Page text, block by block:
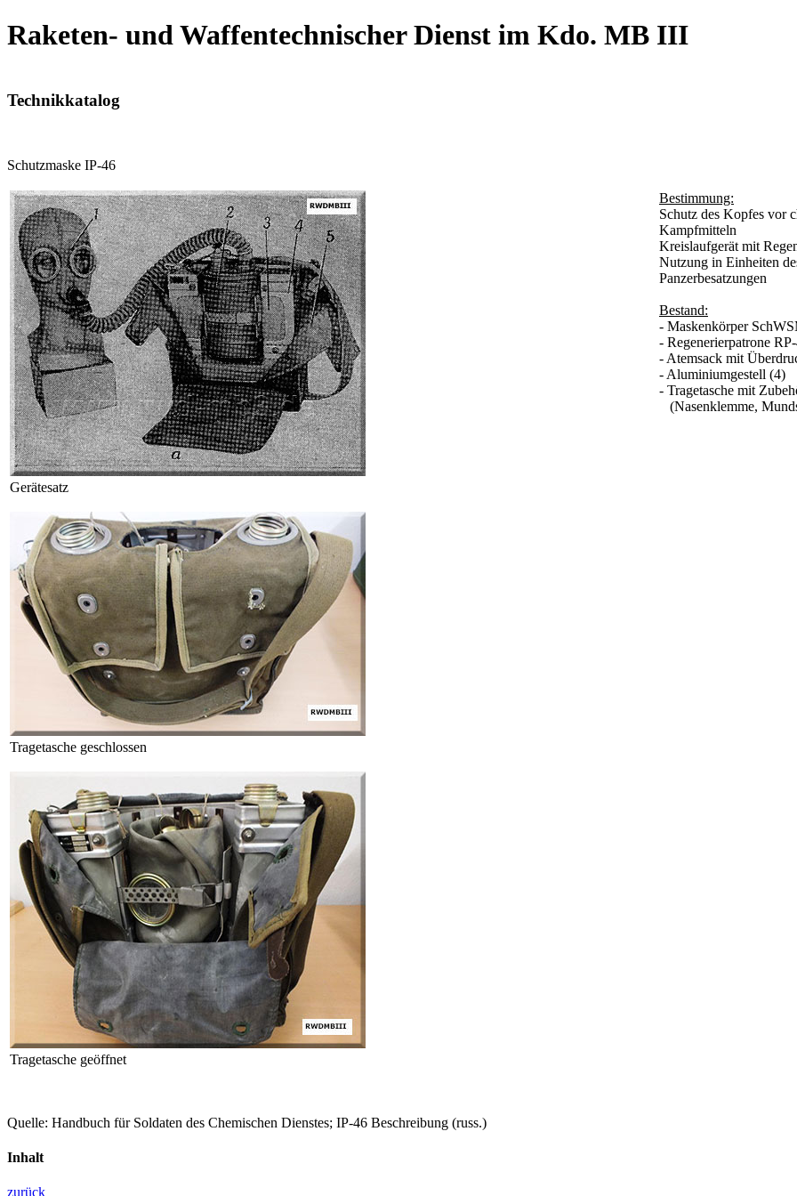
Raketen- und Waffentechnischer Dienst im Kdo. MB III
Technikkatalog
Schutzmaske IP-46
Gerätesatz
Tragetasche geschlossen
Tragetasche geöffnet
Bestimmung:
Schutz des Kopfes vor
Kampfmitteln
Kreislaufgerät mit
Nutzung in Einheiten
Panzerbesatzungen
Bestand:
- Maskenkörper
- Regenerierpatrone
- Atemsack mit
- Aluminiumgestell (4)
- Tragetasche mit
(Nasenklemme,
Quelle: Handbuch für Soldaten des Chemischen Dienstes; IP-46 Beschreibung (russ.)
Inhalt
zurück